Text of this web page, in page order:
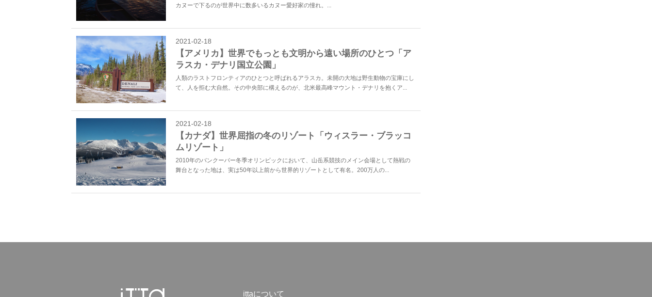
カヌーで下るのが世界中に数多いるカヌー愛好家の憧れ。...
2021-02-18
【アメリカ】世界でもっとも文明から遠い場所のひとつ「ア
ラスカ・デナリ国立公園」
人類のラストフロンティアのひとつと呼ばれるアラスカ。未開の大地は野生動物の宝庫にし
て、人を拒む大自然。その中央部に構えるのが、北米最高峰マウント・デナリを抱くア...
2021-02-18
【カナダ】世界屈指の冬のリゾート「ウィスラー・ブラッコ
ムリゾート」
2010年のバンクーバー冬季オリンピックにおいて、山岳系競技のメイン会場として熱戦の
舞台となった地は、実は50年以上前から世界的リゾートとして有名。200万人の...
ittaについて